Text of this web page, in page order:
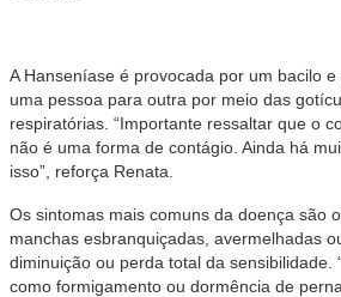
A Hanseníase é provocada por um bacilo
uma pessoa para outra por meio das
respiratórias. “Importante ressaltar que o
não é uma forma de contágio. Ainda há
isso”, reforça Renata.
Os sintomas mais comuns da doença são
manchas esbranquiçadas, avermelhadas
diminuição ou perda total da sensibilidade.
como formigamento ou dormência de